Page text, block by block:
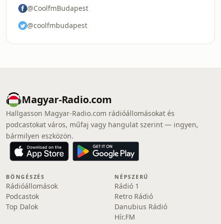
@CoolfmBudapest
@coolfmbudapest
Magyar-Radio.com
Hallgasson Magyar-Radio.com rádióállomásokat és
podcastokat város, műfaj vagy hangulat szerint — ingyen,
bármilyen eszközön.
BÖNGÉSZÉS
Rádióállomások
Podcastok
Top Dalok
NÉPSZERŰ
Rádió 1
Retro Rádió
Danubius Rádió
Hír.FM